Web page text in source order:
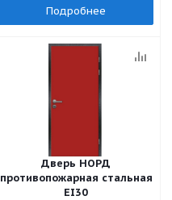
Подробнее
Дверь НОРД
противопожарная стальная
EI30